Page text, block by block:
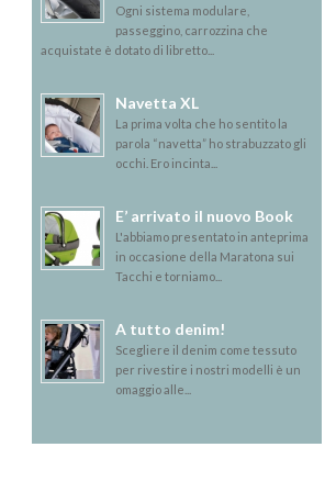
Ogni sistema modulare,
passeggino, carrozzina che
acquistate è dotato di libretto...
Navetta XL
La prima volta che ho sentito la
parola “navetta” ho strabuzzato gli
occhi. Ero incinta...
E’ arrivato il nuovo Book
L'abbiamo presentato in anteprima
in occasione della Maratona sui
Tacchi e torniamo...
A tutto denim!
Scegliere il denim come tessuto
per rivestire i nostri modelli è un
omaggio alle...